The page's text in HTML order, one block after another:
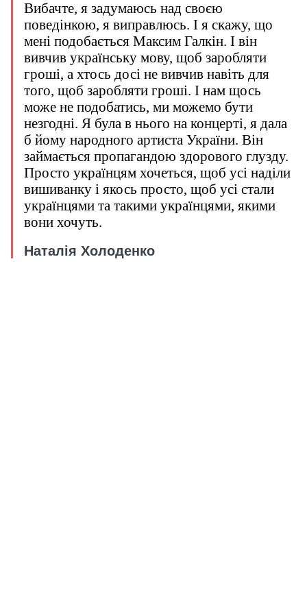
Вибачте, я задумаюсь над своєю
поведінкою, я виправлюсь. І я скажу, що
мені подобається Максим Галкін. І він
вивчив українську мову, щоб заробляти
гроші, а хтось досі не вивчив навіть для
того, щоб заробляти гроші. І нам щось
може не подобатись, ми можемо бути
незгодні. Я була в нього на концерті, я дала
б йому народного артиста України. Він
займається пропагандою здорового глузду.
Просто українцям хочеться, щоб усі наділи
вишиванку і якось просто, щоб усі стали
українцями та такими українцями, якими
вони хочуть.
Наталія Холоденко